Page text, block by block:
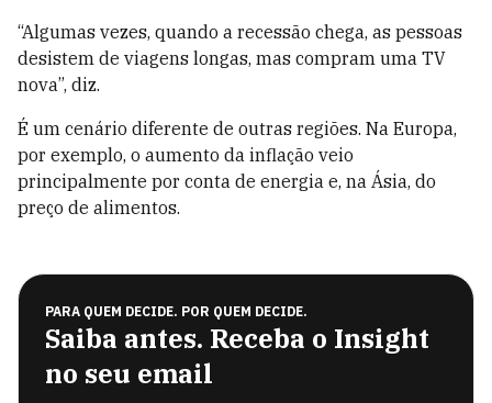
“Algumas vezes, quando a recessão chega, as pessoas
desistem de viagens longas, mas compram uma TV
nova”, diz.
É um cenário diferente de outras regiões. Na Europa,
por exemplo, o aumento da inflação veio
principalmente por conta de energia e, na Ásia, do
preço de alimentos.
PARA QUEM DECIDE. POR QUEM DECIDE.
Saiba antes. Receba o Insight
no seu email